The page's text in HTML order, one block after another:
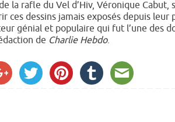
la rafle du Vel d’Hiv, Véronique
ces dessins jamais exposés depuis
génial et populaire qui fut l’une des
de Charlie Hebdo.